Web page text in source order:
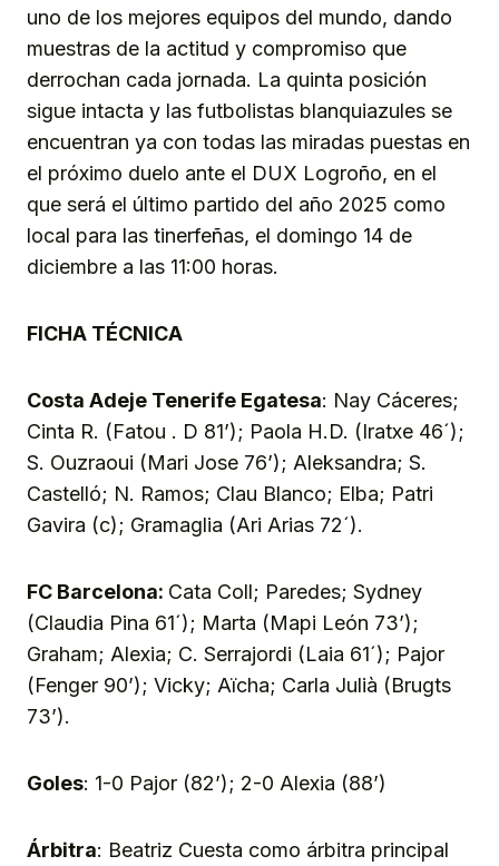
uno de los mejores equipos del mundo, dando
muestras de la actitud y compromiso que
derrochan cada jornada. La quinta posición
sigue intacta y las futbolistas blanquiazules se
encuentran ya con todas las miradas puestas en
el próximo duelo ante el DUX Logroño, en el
que será el último partido del año 2025 como
local para las tinerfeñas, el domingo 14 de
diciembre a las 11:00 horas.
FICHA TÉCNICA
Costa Adeje Tenerife Egatesa: Nay Cáceres;
Cinta R. (Fatou . D 81’); Paola H.D. (Iratxe 46´);
S. Ouzraoui (Mari Jose 76’); Aleksandra; S.
Castelló; N. Ramos; Clau Blanco; Elba; Patri
Gavira (c); Gramaglia (Ari Arias 72´).
FC Barcelona: Cata Coll; Paredes; Sydney
(Claudia Pina 61´); Marta (Mapi León 73’);
Graham; Alexia; C. Serrajordi (Laia 61´); Pajor
(Fenger 90’); Vicky; Aïcha; Carla Julià (Brugts
73’).
Goles: 1-0 Pajor (82’); 2-0 Alexia (88’)
Árbitra: Beatriz Cuesta como árbitra principal